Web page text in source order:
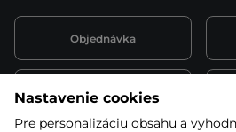
Objednávka
Spôsob platby
Nastavenie cookies
Pre personalizáciu obsahu a